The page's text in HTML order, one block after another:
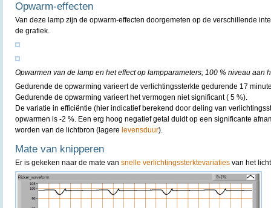
Opwarm-effecten
Van deze lamp zijn de opwarm-effecten doorgemeten op de verschillende
de grafiek.
Opwarmen van de lamp en het effect op lampparameters; 100 % niveau aan
Gedurende de opwarming varieert de verlichtingssterkte gedurende 17
Gedurende de opwarming varieert het vermogen niet significant ( 5 %).
De variatie in efficiëntie (hier indicatief berekend door deling van
opwarmen is -2 %. Een erg hoog negatief getal duidt op een significante
worden van de lichtbron (lagere levensduur).
Mate van knipperen
Er is gekeken naar de mate van snelle verlichtingssterktevariaties van het